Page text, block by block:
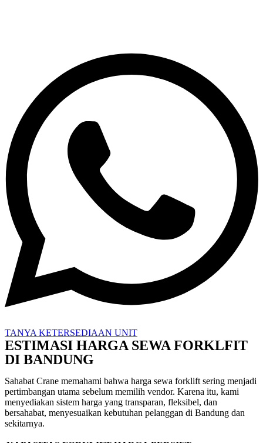
TANYA KETERSEDIAAN UNIT
ESTIMASI HARGA SEWA FORKLFIT
DI BANDUNG
Sahabat Crane memahami bahwa harga sewa forklift sering menjadi
pertimbangan utama sebelum memilih vendor. Karena itu, kami
menyediakan sistem harga yang transparan, fleksibel, dan
bersahabat, menyesuaikan kebutuhan pelanggan di Bandung dan
sekitarnya.